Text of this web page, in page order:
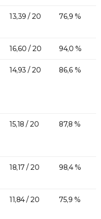
13,39 / 20 76,9 %
16,60 / 20 94,0 %
14,93 / 20 86,6 %
15,18 / 20 87,8 %
18,17 / 20 98,4 %
11,84 / 20 75,9 %